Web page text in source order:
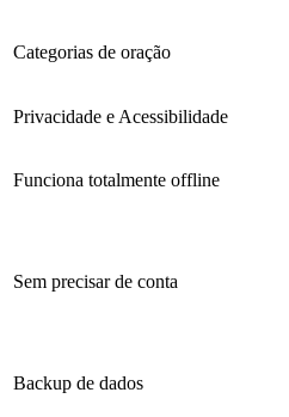
Categorias de oração
Privacidade e Acessibilidade
Funciona totalmente offline
Sem precisar de conta
Backup de dados